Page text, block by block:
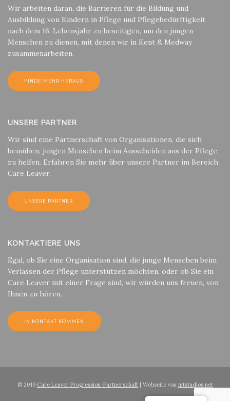
Wir arbeiten daran, die Barrieren für die Bildung und
Ausbildung von Kindern in Pflege und Pflegebedürftigkeit
nach dem 16. Lebensjahr zu beseitigen, um den jungen
Menschen zu dienen, mit denen wir in Kent & Medway
zusammenarbeiten.
FINDE MEHR HERAUS
UNSERE PARTNER
Wir sind eine Partnerschaft von Organisationen, die sich
bemühen, jungen Menschen beim Ausscheiden aus der Pflege
zu helfen. Erfahren Sie mehr über unsere Partner im Bereich
Care Leaver.
UNSERE PARTNER
KONTAKTIERE UNS
Egal, ob Sie eine Organisation sind, die junge Menschen beim
Verlassen der Pflege unterstützen möchten, oder ob Sie ein
Care Leaver mit einer Frage sind, wir würden uns freuen, von
Ihnen zu hören.
IN KONTAKT KOMMEN
© 2019 Care Leaver Progression-Partnerschaft| Webseite von mtstudios.net